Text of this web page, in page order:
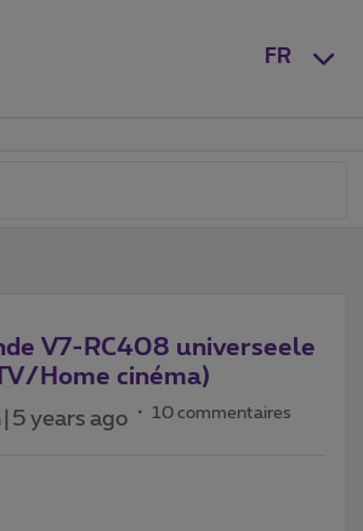
FR
V7-RC408 universeele
Home cinéma)
years ago 10 commentaires